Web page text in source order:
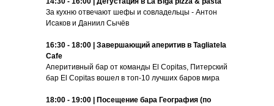
За кухню отвечают шефы и совладельцы - Антон
Исаков и Даниил Сычёв
16:30 - 18:00 | Завершающий аперитив в Tagliatela
Cafe
Аперитивный бар от команды El Copitas, Питерский
бар El Copitas вошел в топ-10 лучших баров мира
18:00 - 19:00 | Посещение бара География (по